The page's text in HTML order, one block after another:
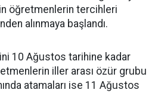
öğretmenlerin tercihleri
alınmaya başlandı.
10 Ağustos tarihine kadar
iller arası özür grubu
atamaları ise 11 Ağustos